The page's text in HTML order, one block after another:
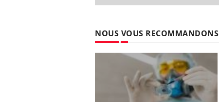
NOUS VOUS RECOMMANDONS